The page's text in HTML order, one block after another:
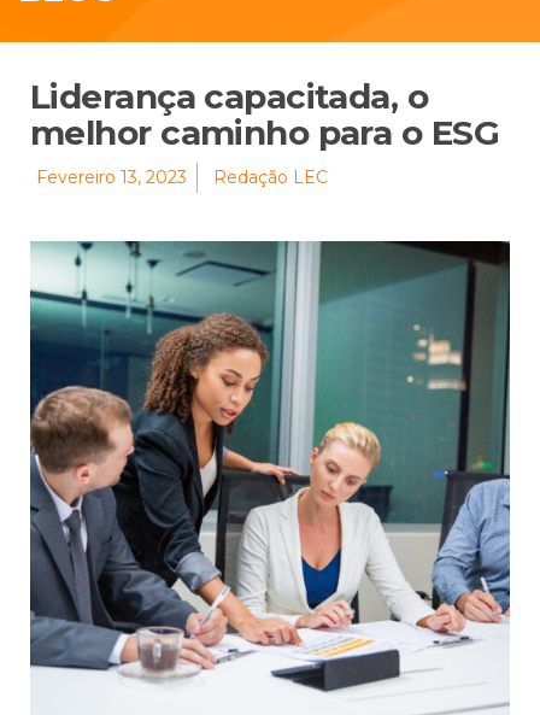
Liderança capacitada, o
melhor caminho para o ESG
Fevereiro 13, 2023 Redação LEC